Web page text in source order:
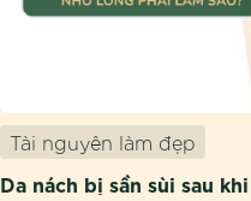
Tài nguyên làm đẹp
Da nách bị sần sùi sau